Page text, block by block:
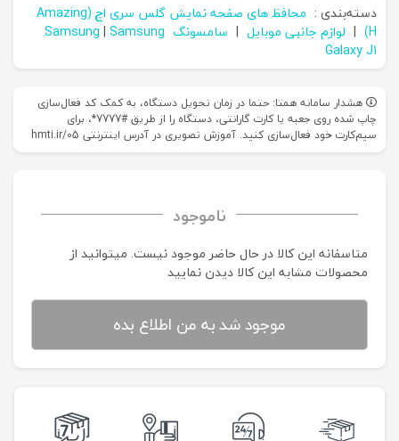
دسته‌بندی :
محافظ های صفحه نمایش گلس سری اچ (Amazing
H)
| لوازم جانبی موبایل | سامسونگ Samsung | Samsung
Galaxy J1
هشدار سامانه همتا: حتما در زمان تحویل دستگاه، به کمک کد فعال‌سازی
چاپ شده روی جعبه یا کارت گارانتی، دستگاه را از طریق #7777*، برای
سیم‌کارت خود فعال‌سازی کنید. آموزش تصویری در آدرس اینترنتی hmti.ir/05
ناموجود
متاسفانه این کالا در حال حاضر موجود نیست. می‍توانید از
محصولات مشابه این کالا دیدن نمایید
موجود شد به من اطلاع بده